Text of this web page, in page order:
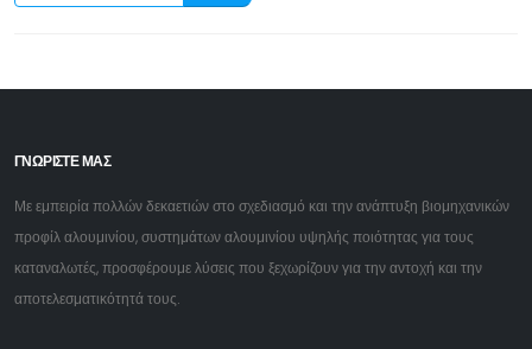
ΓΝΩΡΙΣΤΕ ΜΑΣ
Με εμπειρία πολλών δεκαετιών στο σχεδιασμό και την ανάπτυξη βιομηχανικών
προφίλ αλουμινίου, συστημάτων αλουμινίου υψηλής ποιότητας για τους
καταναλωτές, προσφέρουμε λύσεις που ξεχωρίζουν για την αντοχή και την
αποτελεσματικότητά τους.